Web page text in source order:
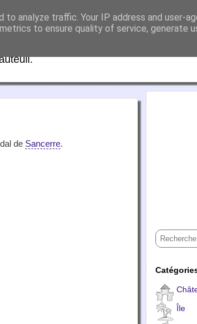
de Sancerre.
Île
analyze traffic. Your IP address and user-
to ensure quality of service, generate